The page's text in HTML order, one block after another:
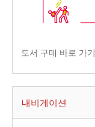
도서 구매 바로 가기
내비게이션